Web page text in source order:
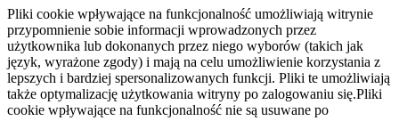
Pliki cookie wpływające na funkcjonalność umożliwiają witrynie
przypomnienie sobie informacji wprowadzonych przez
użytkownika lub dokonanych przez niego wyborów (takich jak
język, wyrażone zgody) i mają na celu umożliwienie korzystania z
lepszych i bardziej spersonalizowanych funkcji. Pliki te umożliwiają
także optymalizację użytkowania witryny po zalogowaniu się.Pliki
cookie wpływające na funkcjonalność nie są usuwane po